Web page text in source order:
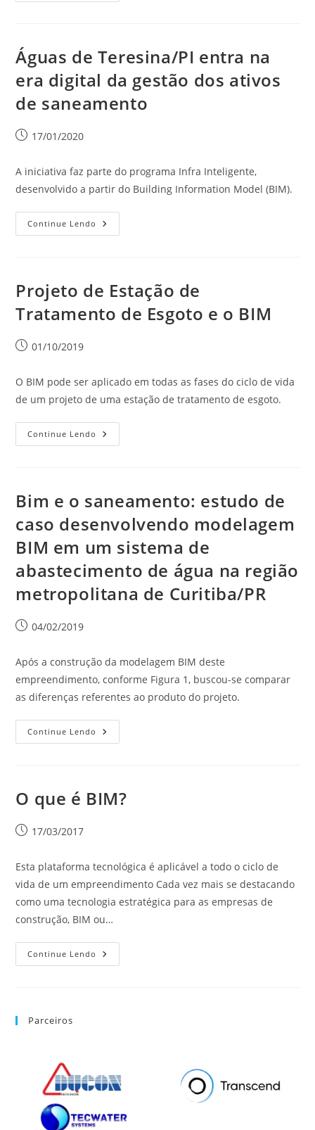
Águas de Teresina/PI entra na
era digital da gestão dos ativos
de saneamento
17/01/2020
A iniciativa faz parte do programa Infra Inteligente,
desenvolvido a partir do Building Information Model (BIM).
Continue Lendo
Projeto de Estação de
Tratamento de Esgoto e o BIM
01/10/2019
O BIM pode ser aplicado em todas as fases do ciclo de vida
de um projeto de uma estação de tratamento de esgoto.
Continue Lendo
Bim e o saneamento: estudo de
caso desenvolvendo modelagem
BIM em um sistema de
abastecimento de água na região
metropolitana de Curitiba/PR
04/02/2019
Após a construção da modelagem BIM deste
empreendimento, conforme Figura 1, buscou-se comparar
as diferenças referentes ao produto do projeto.
Continue Lendo
O que é BIM?
17/03/2017
Esta plataforma tecnológica é aplicável a todo o ciclo de
vida de um empreendimento Cada vez mais se destacando
como uma tecnologia estratégica para as empresas de
construção, BIM ou…
Continue Lendo
Parceiros